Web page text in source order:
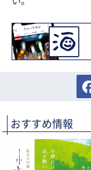
おすすめ情報